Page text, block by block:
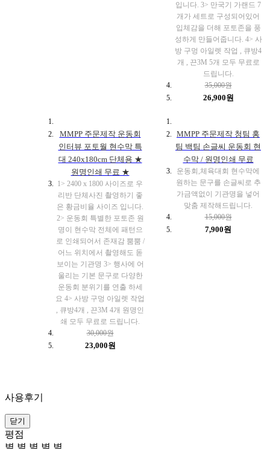
입니다. 3> 만국기 가랜드 7
개가 세트로 구성되어있어
입체감을 더해 포토존을 풍
성하게 만들어줍니다. 4> 사
방 구멍 아일렛 작업 , 큐방4
개 , 끈3M 5개 모두 무료로
드립니다.
35,000원
26,900원
MMPP 주문제작 운동회
인터뷰 포토월 현수막 특
대 240x180cm 단체용 ★
원명인쇄 무료 ★
1> 2400 x 1800 사이즈로 우
리반 단체사진 촬영하기 좋
은 황금비율 사이즈 입니다.
2> 운동회 특별한 포토존 원
명이 현수막 전체에 패턴으
로 인쇄되어서 존재감 뿜뿜 /
어느 위치에서 촬영해도 돋
보이는 기관명 3> 행사에 어
울리는 기본 문구로 다양한
운동회 분위기를 연출 하세
요 4> 사방 구멍 아일렛 작업
, 큐방4개 , 끈3M 4개 원명인
쇄 모두 무료로 드립니다.
30,000원
23,000원
MMPP 주문제작 청팀 홍
팀 백팀 손글씨 운동회 현
수막 / 원명인쇄 무료
운동회,체육대회 현수막에
원하는 문구를 손글씨로 추
가금액없이 기관명을 넣어
맞춤 제작해드립니다.
15,000원
7,900원
사용후기
닫기
평점